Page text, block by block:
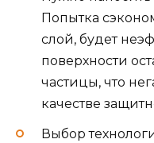
Попытка
слой, будет
поверхности
частицы, что
качестве
Выбор